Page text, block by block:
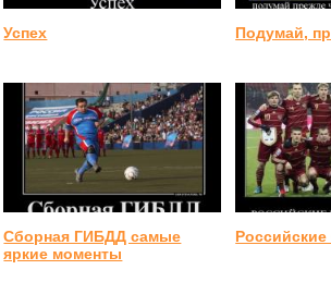
Успех Подумай,
Сборная ГИБДД самые
яркие моменты
Российские